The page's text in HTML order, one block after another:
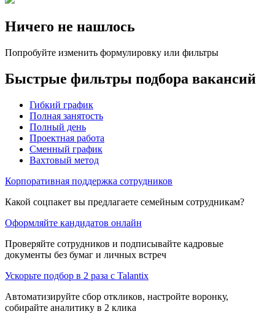
Ничего не нашлось
Попробуйте изменить формулировку или фильтры
Быстрые фильтры подбора вакансий
Гибкий график
Полная занятость
Полный день
Проектная работа
Сменный график
Вахтовый метод
Корпоративная поддержка сотрудников
Какой соцпакет вы предлагаете семейным сотрудникам?
Оформляйте кандидатов онлайн
Проверяйте сотрудников и подписывайте кадровые
документы без бумаг и личных встреч
Ускорьте подбор в 2 раза с Talantix
Автоматизируйте сбор откликов, настройте воронку,
собирайте аналитику в 2 клика